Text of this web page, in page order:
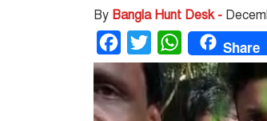
By Bangla Hunt Desk -
Facebook
Twitter WhatsAppShare